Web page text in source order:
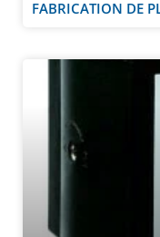
FABRICATION DE